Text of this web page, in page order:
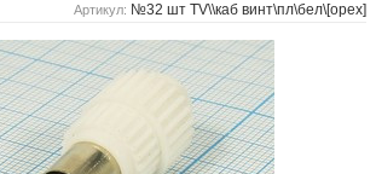
Артикул: №32 шт TV\\каб винт\пл\бел\[орех]